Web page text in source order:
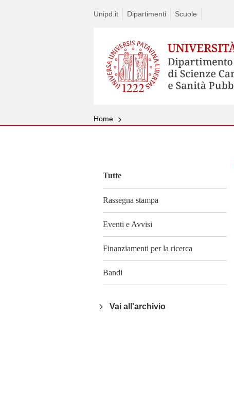
Unipd.it Dipartimenti Scuole
Home
Tutte
Rassegna stampa
Eventi e Avvisi
Finanziamenti per la ricerca
Bandi
Vai all'archivio